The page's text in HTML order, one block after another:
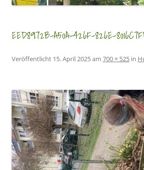
EED8972B-A50A-426F-826E-
Veröffentlicht 15. April 2025am 700 × 525 in